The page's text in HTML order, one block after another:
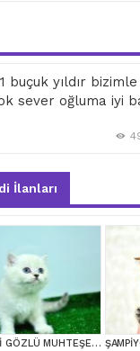
buçuk yıldır
sever oğluma iyi
İlanları
MAS MAVİ GÖZLÜ MUHTEŞEM BRİTİSH SHORTHAİR